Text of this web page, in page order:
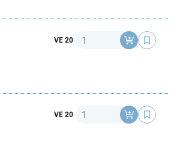
VE 20 Anzahl
VE 20 Anzahl